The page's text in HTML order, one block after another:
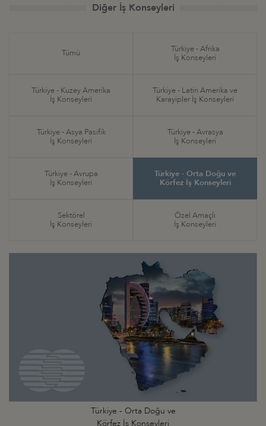
Diğer İş Konseyleri
Tümü
Türkiye - Afrika
İş Konseyleri
Türkiye - Kuzey Amerika
İş Konseyleri
Türkiye - Latin Amerika ve
Karayipler İş Konseyleri
Türkiye - Asya Pasifik
İş Konseyleri
Türkiye - Avrasya
İş Konseyleri
Türkiye - Avrupa
İş Konseyleri
Türkiye - Orta Doğu ve
Körfez İş Konseyleri
Sektörel
İş Konseyleri
Özel Amaçlı
İş Konseyleri
Türkiye - Orta Doğu ve
Körfez İş Konseyleri